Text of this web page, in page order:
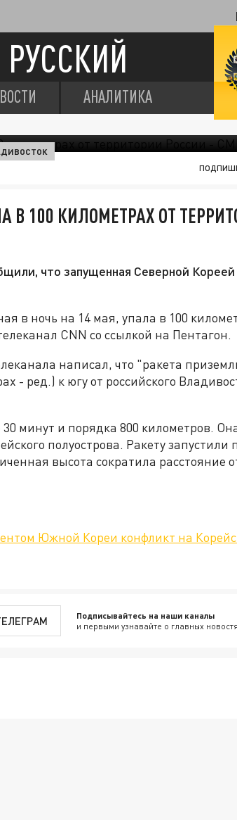
АНАЛИТИКА
В 100 КИЛОМЕТРАХ ОТ
что запущенная Северной Кореей
в ночь на 14 мая, упала в 100
CNN со ссылкой на Пентагон.
написал, что "ракета
- ред.) к югу от российского
30 минут и порядка 800 километров.
полуострова. Ракету запустили
высота сократила расстояние
Южной Кореи конфликт на
Подписывайтесь на наши каналы
и первыми узнавайте о главных